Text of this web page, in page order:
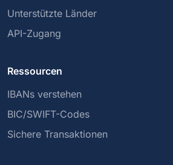
Unterstützte Länder
API-Zugang
Ressourcen
IBANs verstehen
BIC/SWIFT-Codes
Sichere Transaktionen